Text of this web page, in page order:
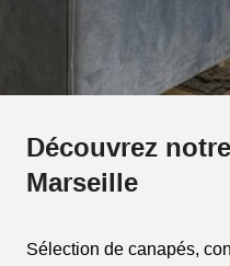
Découvrez
Marseille
Sélection de canapés,